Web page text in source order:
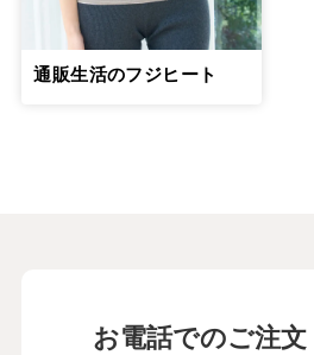
通販生活のフジヒート
お電話でのご注